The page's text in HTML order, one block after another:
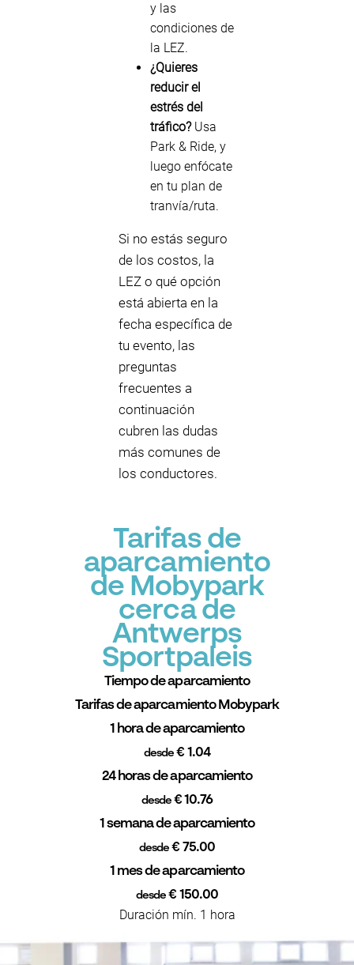
y las
condiciones de
la LEZ.
¿Quieres
reducir el
estrés del
tráfico?Usa
Park & Ride, y
luego enfócate
en tu plan de
tranvía/ruta.
Si no estás seguro
de los costos, la
LEZ o qué opción
está abierta en la
fecha específica de
tu evento, las
preguntas
frecuentes a
continuación
cubren las dudas
más comunes de
los conductores.
Tarifas de
aparcamiento
de Mobypark
cerca de
Antwerps
Sportpaleis
Tiempo de aparcamiento
Tarifas de aparcamiento Mobypark
1 hora de aparcamiento
desde € 1.04
24 horas de aparcamiento
desde€ 10.76
1 semana de aparcamiento
desde € 75.00
1 mes de aparcamiento
desde € 150.00
Duración mín. 1 hora